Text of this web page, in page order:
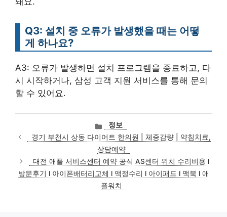
Q3: 설치 중 오류가 발생했을 때는 어떻
게 하나요?
A3: 오류가 발생하면 설치 프로그램을 종료하고, 다
시 시작하거나, 삼성 고객 지원 서비스를 통해 문의
할 수 있어요.
카
테
고
리
정보
경기 부천시 상동 다이어트 한의원 | 체중감량 | 약침치료,
상담예약
대전 애플 서비스센터 예약 공식 AS센터 위치 수리비용 l
방문후기 l 아이폰배터리교체 l 액정수리 l 아이패드 l 맥북 l 애
플워치